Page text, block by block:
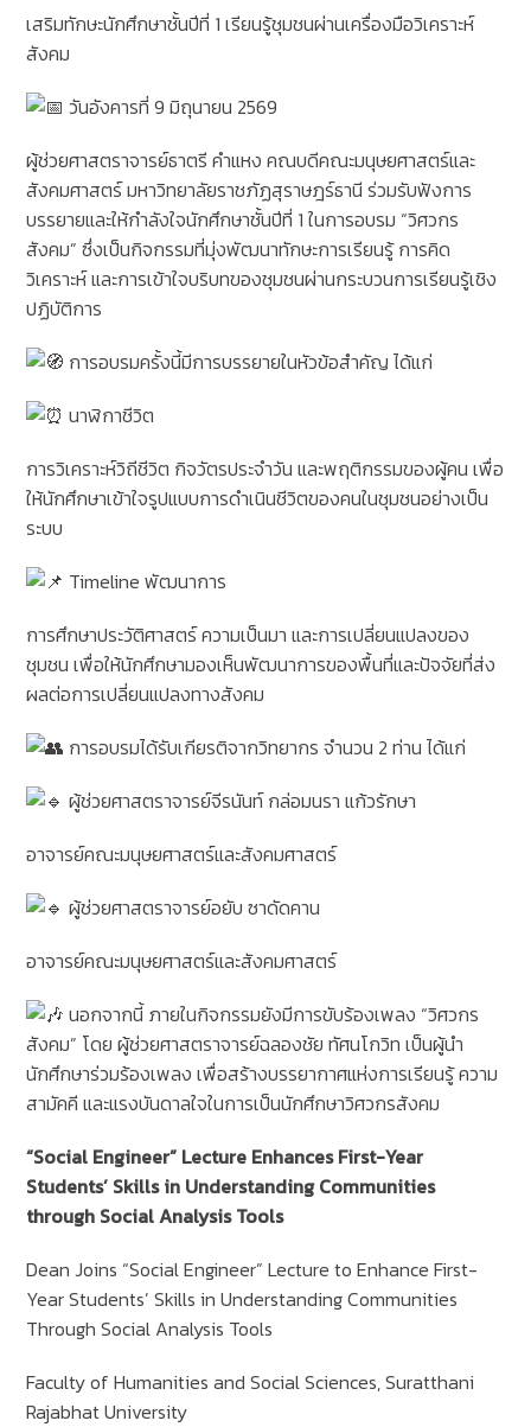
เสริมทักษะนักศึกษาชั้นปีที่ 1 เรียนรู้ชุมชนผ่านเครื่องมือวิเคราะห์
สังคม
วันอังคารที่ 9 มิถุนายน 2569
ผู้ช่วยศาสตราจารย์ธาตรี คำแหง คณบดีคณะมนุษยศาสตร์และ
สังคมศาสตร์ มหาวิทยาลัยราชภัฏสุราษฎร์ธานี ร่วมรับฟังการ
บรรยายและให้กำลังใจนักศึกษาชั้นปีที่ 1 ในการอบรม “วิศวกร
สังคม” ซึ่งเป็นกิจกรรมที่มุ่งพัฒนาทักษะการเรียนรู้ การคิด
วิเคราะห์ และการเข้าใจบริบทของชุมชนผ่านกระบวนการเรียนรู้เชิง
ปฏิบัติการ
การอบรมครั้งนี้มีการบรรยายในหัวข้อสำคัญ ได้แก่
นาฬิกาชีวิต
การวิเคราะห์วิถีชีวิต กิจวัตรประจำวัน และพฤติกรรมของผู้คน เพื่อ
ให้นักศึกษาเข้าใจรูปแบบการดำเนินชีวิตของคนในชุมชนอย่างเป็น
ระบบ
Timeline พัฒนาการ
การศึกษาประวัติศาสตร์ ความเป็นมา และการเปลี่ยนแปลงของ
ชุมชน เพื่อให้นักศึกษามองเห็นพัฒนาการของพื้นที่และปัจจัยที่ส่ง
ผลต่อการเปลี่ยนแปลงทางสังคม
การอบรมได้รับเกียรติจากวิทยากร จำนวน 2 ท่าน ได้แก่
ผู้ช่วยศาสตราจารย์จีรนันท์ กล่อมนรา แก้วรักษา
อาจารย์คณะมนุษยศาสตร์และสังคมศาสตร์
ผู้ช่วยศาสตราจารย์อยับ ซาดัดคาน
อาจารย์คณะมนุษยศาสตร์และสังคมศาสตร์
นอกจากนี้ ภายในกิจกรรมยังมีการขับร้องเพลง “วิศวกร
สังคม” โดย ผู้ช่วยศาสตราจารย์ฉลองชัย ทัศนโกวิท เป็นผู้นำ
นักศึกษาร่วมร้องเพลง เพื่อสร้างบรรยากาศแห่งการเรียนรู้ ความ
สามัคคี และแรงบันดาลใจในการเป็นนักศึกษาวิศวกรสังคม
“Social Engineer” Lecture Enhances First-Year
Students’ Skills in Understanding Communities
through Social Analysis Tools
Dean Joins “Social Engineer” Lecture to Enhance First-
Year Students’ Skills in Understanding Communities
Through Social Analysis Tools
Faculty of Humanities and Social Sciences, Suratthani
Rajabhat University